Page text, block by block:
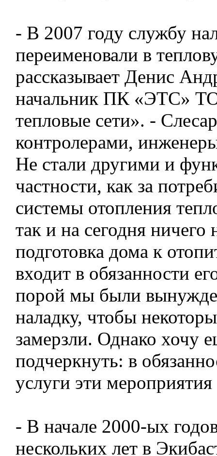
- В 2007 году службу
переименовали в
рассказывает Денис
начальник ПК «ЭТС»
тепловые сети». -
контролерами,
Не стали другими и
частности, как за
системы отопления
так и на сегодня ничего
подготовка дома к
входит в обязанности
порой мы были
наладку, чтобы
замерзли. Однако хочу
подчеркнуть: в
услуги эти мероприятия
- В начале 2000-ых
нескольких лет в